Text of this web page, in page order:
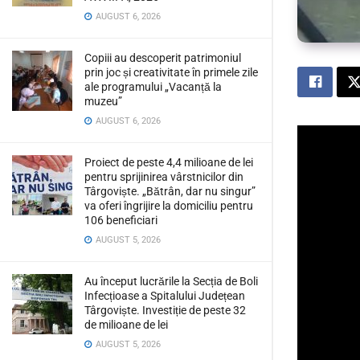
AUGUST 6, 2026
Copiii au descoperit patrimoniul
prin joc și creativitate în primele zile
ale programului „Vacanță la
muzeu”
AUGUST 6, 2026
Proiect de peste 4,4 milioane de lei
pentru sprijinirea vârstnicilor din
Târgoviște. „Bătrân, dar nu singur”
va oferi îngrijire la domiciliu pentru
106 beneficiari
AUGUST 5, 2026
Au început lucrările la Secția de Boli
Infecțioase a Spitalului Județean
Târgoviște. Investiție de peste 32
de milioane de lei
AUGUST 5, 2026